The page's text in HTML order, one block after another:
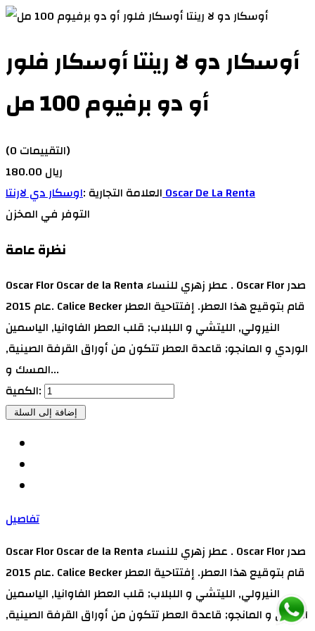
أوسكار دو لا رينتا أوسكار فلور
أو دو برفيوم 100 مل
(0 التقييمات)
180.00 ريال
العلامة التجارية :اوسكار دي لارنتا Oscar De La Renta
التوفر في المخزن
نظرة عامة
Oscar Flor Oscar de la Renta عطر زهري للنساء . Oscar Flor صدر
عام 2015. Calice Becker قام بتوقيع هذا العطر. إفتتاحية العطر
النيرولي, الليتشي و اللبلاب; قلب العطر الفاوانيا, الياسمين
الوردي و المانجو; قاعدة العطر تتكون من أوراق القرفة الصينية,
المسك و...
الكمية:
تفاصيل
Oscar Flor Oscar de la Renta عطر زهري للنساء . Oscar Flor صدر
عام 2015. Calice Becker قام بتوقيع هذا العطر. إفتتاحية العطر
النيرولي, الليتشي و اللبلاب; قلب العطر الفاوانيا, الياسمين
الوردي و المانجو; قاعدة العطر تتكون من أوراق القرفة الصينية,